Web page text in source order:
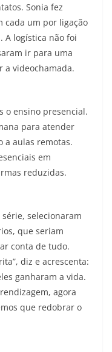
Sonia fez
cada um por ligação
A logística não foi
ir para uma
a videochamada.
o ensino presencial.
para atender
a aulas remotas.
em
reduzidas.
selecionaram
que seriam
conta de tudo.
diz e acrescenta:
ganharam a vida.
agora
que redobrar o